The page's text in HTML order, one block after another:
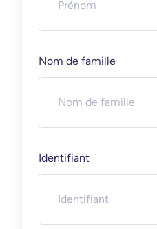
Nom de famille
Identifiant